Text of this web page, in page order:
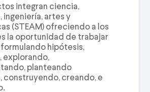
integran ciencia,
ingeniería, artes y
(STEAM) ofreciendo a los
la oportunidad de trabajar
hipótesis,
explorando,
planteando
construyendo, creando, e